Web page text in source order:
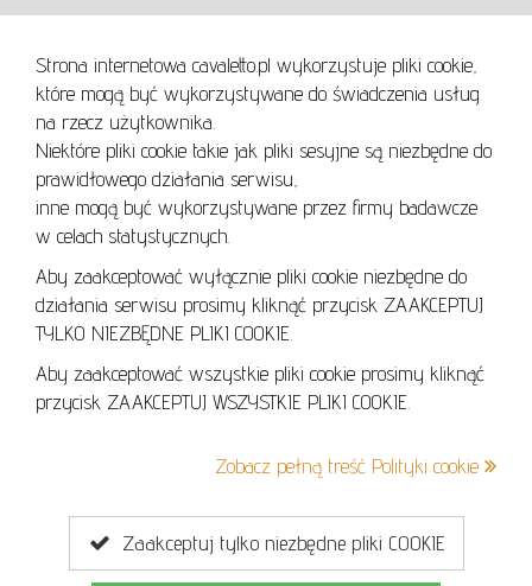
Strona internetowa cavaletto.pl wykorzystuje pliki cookie,
które mogą być wykorzystywane do świadczenia usług
na rzecz użytkownika.
Niektóre pliki cookie takie jak pliki sesyjne są niezbędne do
prawidłowego działania serwisu,
inne mogą być wykorzystywane przez firmy badawcze
w celach statystycznych.
Aby zaakceptować wyłącznie pliki cookie niezbędne do
działania serwisu prosimy kliknąć przycisk ZAAKCEPTUJ
TYLKO NIEZBĘDNE PLIKI COOKIE.
Aby zaakceptować wszystkie pliki cookie prosimy kliknąć
przycisk ZAAKCEPTUJ WSZYSTKIE PLIKI COOKIE.
Zobacz pełną treść Polityki cookie
Zaakceptuj tylko niezbędne pliki COOKIE
REGULAMIN
REGULAMIN AUKCJI
POLITYKA PRYWATNOŚCI
POLITYKA COOKIES
+48 605 240 157